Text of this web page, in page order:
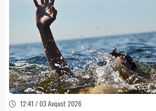
12:41 / 03 Avqust 2026